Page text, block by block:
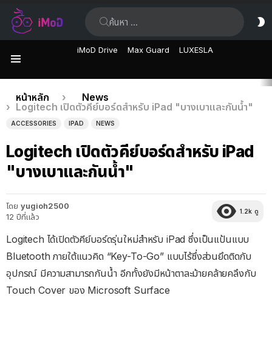
iMoD Drive Max Guard LUXESLA
เรื่อง
ล่าสุด
คุณอยู่ที่นี่:
หน้าหลัก
News
Logitech เปิดตัวคีย์บอร์ดสำหรับ iPad "บางเบาและกันน้ำ"
ACCESSORIES IPAD NEWS
Logitech เปิดตัวคีย์บอร์ดสำหรับ iPad
"บางเบาและกันน้ำ"
โดย yugioh2500
12 ปีที่แล้ว
1.2k ดู
Logitech ได้เปิดตัวคีย์บอร์ดรุ่นใหม่สำหรับ iPad ซึ่งเป็นแป้นแบบ
Bluetooth ภายใต้แนวคิด “Key-To-Go” แบบไร้ซึ่งส่วนยึดติดกับ
อุปกรณ์ มีความสามารถกันน้ำ อีกทั้งยังมีหน้าตาละม้ายคล้ายคลึงกับ
Touch Cover ของ Microsoft Surface